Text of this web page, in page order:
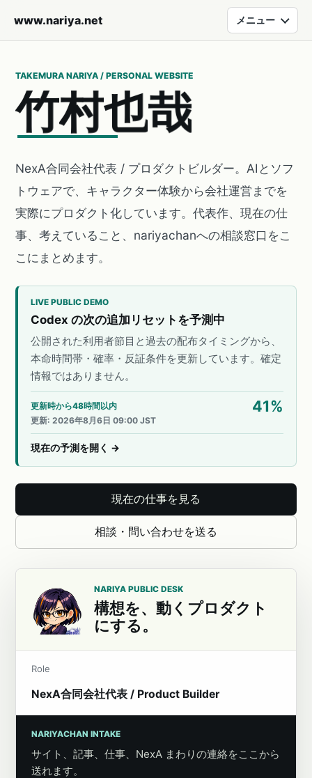
www.nariya.net メニュー
TAKEMURA NARIYA / PERSONAL WEBSITE
竹村也哉
NexA合同会社代表 / プロダクトビルダー。AIとソフ
トウェアで、キャラクター体験から会社運営までを
実際にプロダクト化しています。代表作、現在の仕
事、考えていること、nariyachanへの相談窓口をこ
こにまとめます。
LIVE PUBLIC DEMO
Codex の次の追加リセットを予測中
公開された利用者節目と過去の配布タイミングから、
本命時間帯・確率・反証条件を更新しています。確定
情報ではありません。
更新時から48時間以内 41%
更新:2026年8月6日 09:00 JST
現在の予測を開く →
現在の仕事を見る
相談・問い合わせを送る
NARIYA PUBLIC DESK
構想を、動くプロダクト
にする。
Role
NexA合同会社代表 / Product Builder
NARIYACHAN INTAKE
サイト、記事、仕事、NexA まわりの連絡をここから
送れます。